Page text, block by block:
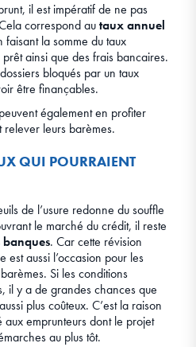
il est impératif de ne pas
correspond autaux annuel
faisant la somme du taux
ainsi que des frais bancaires.
bloqués par un taux
être finançables.
également en profiter
leurs barèmes.
QUI POURRAIENT
de l’usure redonne du souffle
le marché du crédit, il reste
banques. Car cette révision
est aussi l’occasion pour les
Si les conditions
il y a de grandes chances que
plus coûteux. C’est la raison
emprunteurs dont le projet
au plus tôt.